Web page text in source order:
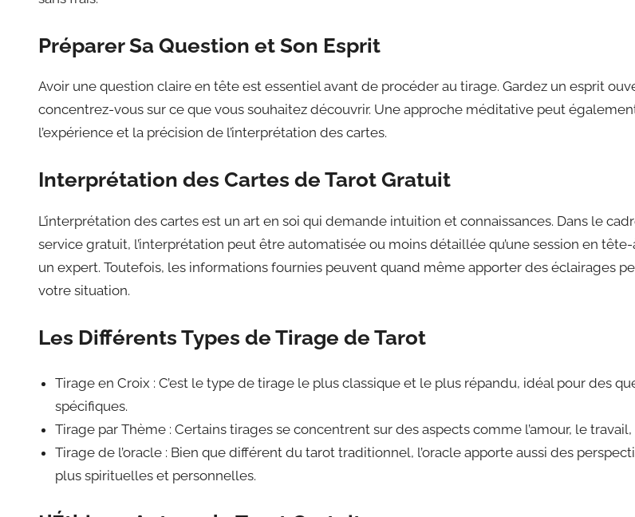
Préparer Sa Question et Son Esprit
Avoir une question claire en tête est essentiel avant de procéder au tirage. Gardez un esprit
concentrez-vous sur ce que vous souhaitez découvrir. Une approche méditative peut
l’expérience et la précision de l’interprétation des cartes.
Interprétation des Cartes de Tarot Gratuit
L’interprétation des cartes est un art en soi qui demande intuition et connaissances. Dans le
service gratuit, l’interprétation peut être automatisée ou moins détaillée qu’une session en
un expert. Toutefois, les informations fournies peuvent quand même apporter des éclairages
votre situation.
Les Différents Types de Tirage de Tarot
Tirage en Croix : C’est le type de tirage le plus classique et le plus répandu, idéal pour des
spécifiques.
Tirage par Thème : Certains tirages se concentrent sur des aspects comme l’amour, le travail,
Tirage de l’oracle : Bien que différent du tarot traditionnel, l’oracle apporte aussi des
plus spirituelles et personnelles.